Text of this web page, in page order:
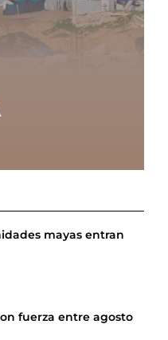
mayas entran
fuerza entre agosto